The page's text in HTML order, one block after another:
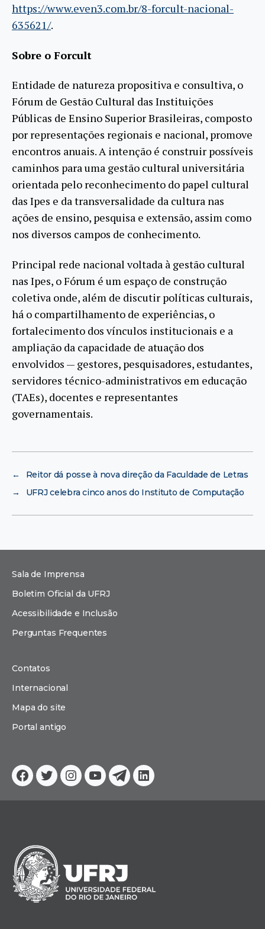
https://www.even3.com.br/8-forcult-nacional-
635621/.
Sobre o Forcult
Entidade de natureza propositiva e consultiva, o
Fórum de Gestão Cultural das Instituições
Públicas de Ensino Superior Brasileiras, composto
por representações regionais e nacional, promove
encontros anuais. A intenção é construir possíveis
caminhos para uma gestão cultural universitária
orientada pelo reconhecimento do papel cultural
das Ipes e da transversalidade da cultura nas
ações de ensino, pesquisa e extensão, assim como
nos diversos campos de conhecimento.
Principal rede nacional voltada à gestão cultural
nas Ipes, o Fórum é um espaço de construção
coletiva onde, além de discutir políticas culturais,
há o compartilhamento de experiências, o
fortalecimento dos vínculos institucionais e a
ampliação da capacidade de atuação dos
envolvidos — gestores, pesquisadores, estudantes,
servidores técnico-administrativos em educação
(TAEs), docentes e representantes
governamentais.
←
Reitor dá posse à nova direção da Faculdade de Letras
→
UFRJ celebra cinco anos do Instituto de Computação
Facebook
TwitterInstagram
YouTube
TelegramLinkedin
Sala de Imprensa
Boletim Oficial da UFRJ
Acessibilidade e Inclusão
Perguntas Frequentes
Contatos
Internacional
Mapa do site
Portal antigo